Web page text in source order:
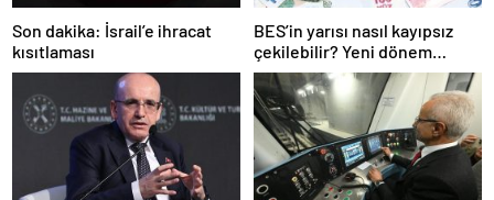
Son dakika: İsrail’e ihracat
kısıtlaması
BES’in yarısı nasıl kayıpsız
çekilebilir? Yeni dönem
temmuzda başlıyor, işte
şartlar…